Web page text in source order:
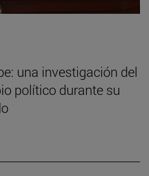
una investigación del
político durante su